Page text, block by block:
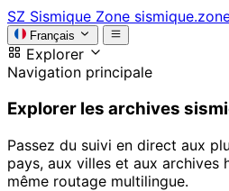
SZ Sismique Zone
Français
Explorer
Navigation principale
Explorer les archives
Passez du suivi en direct aux
pays, aux villes et aux archives
même routage multilingue.